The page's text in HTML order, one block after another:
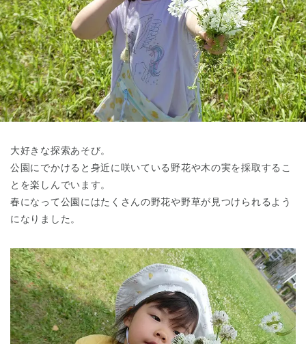
から探す
東京都
東京都 全域
大好きな探索あそび。
公園にでかけると身近に咲いている野花や木の実を採取するこ
とを楽しんでいます。
春になって公園にはたくさんの野花や野草が見つけられるよう
になりました。